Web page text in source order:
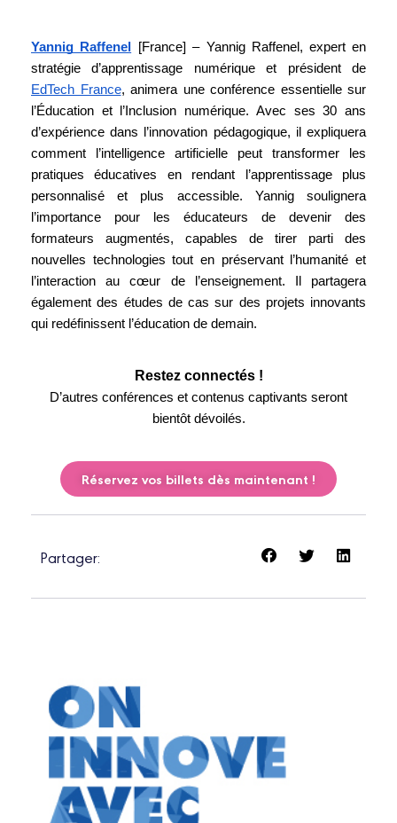
Yannig Raffenel [France]– Yannig Raffenel, expert en
stratégie d’apprentissage numérique et président de
EdTech France, animera une conférence essentielle sur
l’Éducation et l’Inclusion numérique. Avec ses 30 ans
d’expérience dans l’innovation pédagogique, il expliquera
comment l’intelligence artificielle peut transformer les
pratiques éducatives en rendant l’apprentissage plus
personnalisé et plus accessible. Yannig soulignera
l’importance pour les éducateurs de devenir des
formateurs augmentés, capables de tirer parti des
nouvelles technologies tout en préservant l’humanité et
l’interaction au cœur de l’enseignement. Il partagera
également des études de cas sur des projets innovants
qui redéfinissent l’éducation de demain.
Restez connectés !
D’autres conférences et contenus captivants seront
bientôt dévoilés.
Réservez vos billets dès maintenant !
Partager: